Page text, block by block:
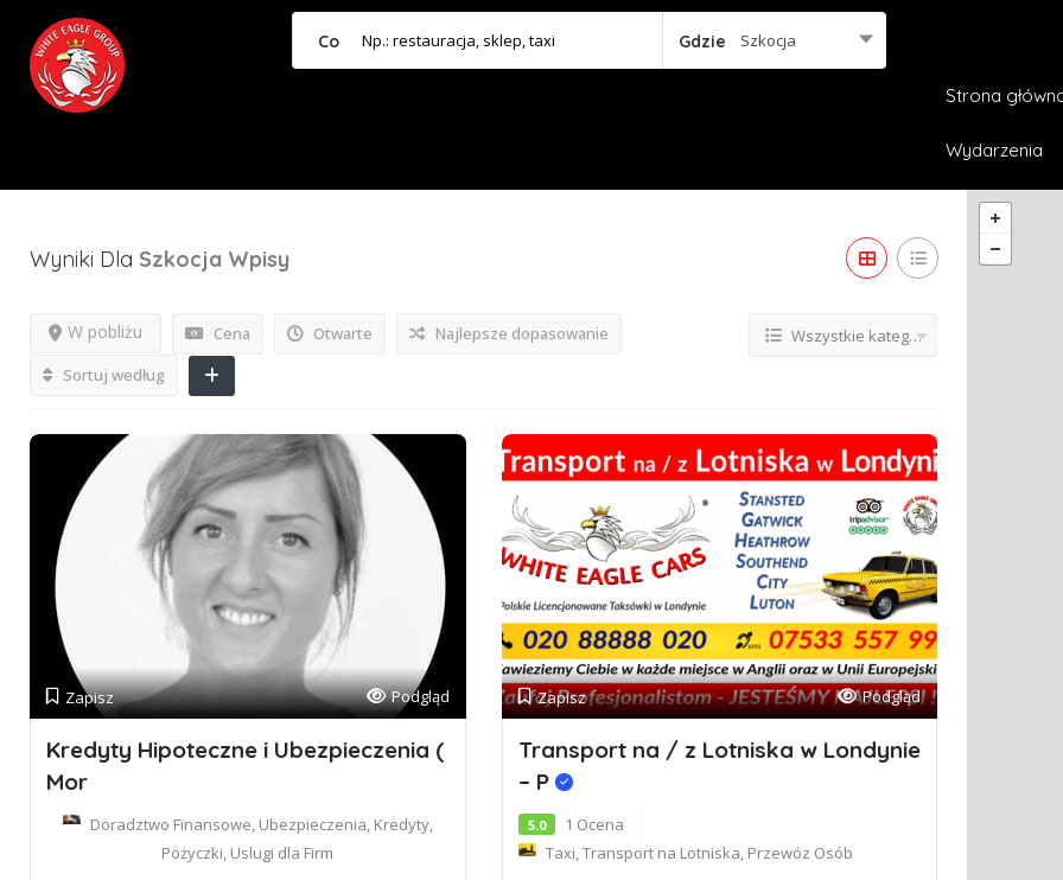
Co Gdzie Szkocja
Strona
Wydarzenia
Wyniki Dla Szkocja Wpisy
Cena Otwarte
W pobliżu
Najlepsze dopasowanie
Sortuj według
Wszystkie kategorie
Zapisz Podgląd
Kredyty Hipoteczne i Ubezpieczenia (
Mor
Doradztwo Finansowe, Ubezpieczenia, Kredyty,
Pożyczki, Uslugi dla Firm
Zapisz Podgląd
Transport na / z Lotniska w Londynie
– P
5.0
1 Ocena
Taxi, Transport na Lotniska, Przewóz Osób